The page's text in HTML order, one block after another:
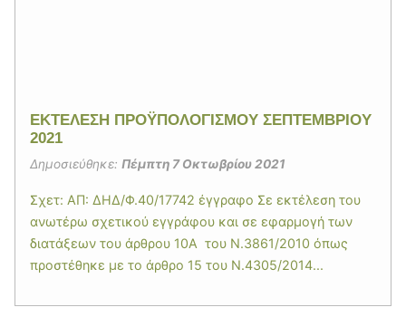
EΚΤΕΛΕΣΗ ΠΡΟΫΠΟΛΟΓΙΣΜΟΥ ΣΕΠΤΕΜΒΡΙΟΥ
2021
Δημοσιεύθηκε: Πέμπτη 7 Οκτωβρίου 2021
Σχετ: ΑΠ: ΔΗΔ/Φ.40/17742 έγγραφο Σε εκτέλεση του
ανωτέρω σχετικού εγγράφου και σε εφαρμογή των
διατάξεων του άρθρου 10Α του Ν.3861/2010 όπως
προστέθηκε με το άρθρο 15 του Ν.4305/2014...